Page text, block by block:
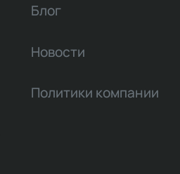
Блог
Новости
Политики компании